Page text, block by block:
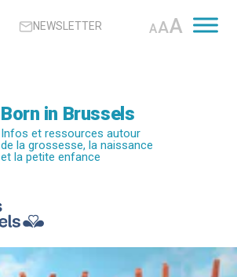
NEWSLETTER AAA
Born in Brussels
Infos et ressources autour
de la grossesse, la naissance
et la petite enfance